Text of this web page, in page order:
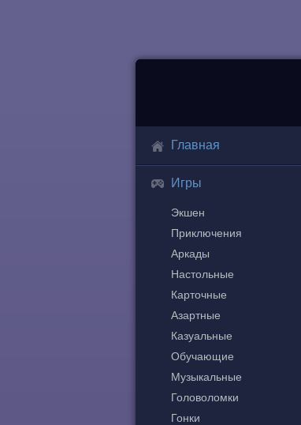
Главная
Игры
Экшен
Приключения
Аркады
Настольные
Карточные
Азартные
Казуальные
Обучающие
Музыкальные
Головоломки
Гонки